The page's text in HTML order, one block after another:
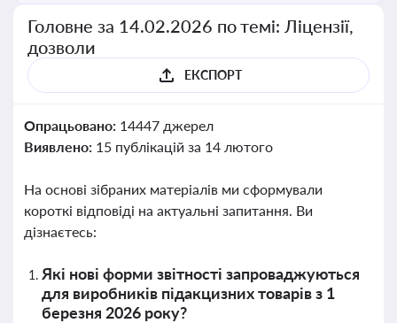
Головне за 14.02.2026 по темі: Ліцензії,
дозволи
ЕКСПОРТ
Опрацьовано: 14447 джерел
Виявлено: 15 публікацій за 14 лютого
На основі зібраних матеріалів ми сформували
короткі відповіді на актуальні запитання. Ви
дізнаєтесь:
Які нові форми звітності запроваджуються
для виробників підакцизних товарів з 1
березня 2026 року?